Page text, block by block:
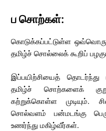
ப சொற்கள்:
கொடுக்கப்பட்டுள்ள
தமிழ்ச் சொல்லைக் கூறிப்
இப்பயிற்சியைத்
தமிழ்ச் சொற்களைக்
கற்றுக்கொள்ள முடியும்.
சொல்வளம் பன்மடங்கு
உணர்ந்து மகிழ்வீர்கள்.